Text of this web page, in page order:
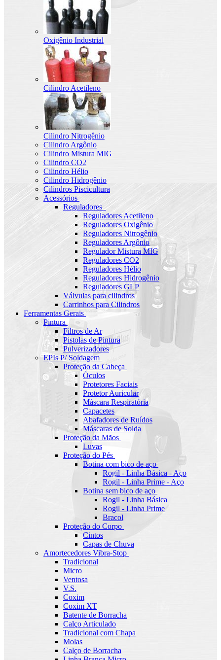
Oxigênio Industrial
Cilindro Acetileno
Cilindro Nitrogênio
Cilindro Argônio
Cilindro Mistura MIG
Cilindro CO2
Cilindro Hélio
Cilindro Hidrogênio
Cilindros Piscicultura
Acessórios
Reguladores
Reguladores Acetileno
Reguladores Oxigênio
Reguladores Nitrogênio
Reguladores Argônio
Regulador Mistura MIG
Reguladores CO2
Reguladores Hélio
Reguladores Hidrogênio
Reguladores GLP
Válvulas para cilindros
Carrinhos para Cilindros
Ferramentas Gerais
Pintura
Filtros de Ar
Pistolas de Pintura
Pulverizadores
EPIs P/ Soldagem
Proteção da Cabeça
Óculos
Protetores Faciais
Protetor Auricular
Máscara Respiratória
Capacetes
Abafadores de Ruídos
Máscaras de Solda
Proteção da Mãos
Luvas
Proteção do Pés
Botina com bico de aço
Rogil - Linha Básica - Aço
Rogil - Linha Prime - Aço
Botina sem bico de aço
Rogil - Linha Básica
Rogil - Linha Prime
Bracol
Proteção do Corpo
Cintos
Capas de Chuva
Amortecedores Vibra-Stop
Tradicional
Micro
Ventosa
V.S.
Coxim
Coxim XT
Batente de Borracha
Calço Articulado
Tradicional com Chapa
Molas
Calço de Borracha